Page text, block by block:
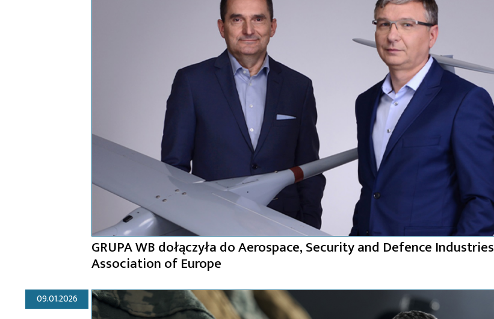
GRUPA WB dołączyła do Aerospace, Security and Defence Industries
Association of Europe
09.01.2026